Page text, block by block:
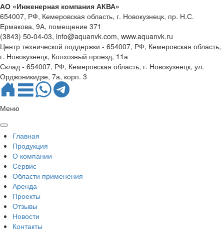
АО «Инженерная компания АКВА»
654007, РФ, Кемеровская область, г. Новокузнецк, пр. Н.С.
Ермакова, 9А, помещение 371
(3843) 50-04-03, info@aquanvk.com, www.aquanvk.ru
Центр технической поддержки - 654007, РФ, Кемеровская область,
г. Новокузнецк, Колхозный проезд, 11а
Склад - 654007, РФ, Кемеровская область, г. Новокузнецк, ул.
Орджоникидзе, 7а, корп. 3
Меню
Главная
Продукция
О компании
Сервис
Области применения
Аренда
Проекты
Отзывы
Новости
Контакты